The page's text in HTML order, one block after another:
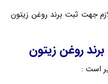
جهت ثبت برند روغن زیتون
روغن زیتون
است :